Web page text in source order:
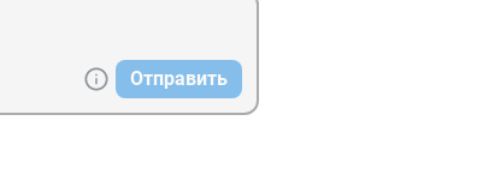
Отправить